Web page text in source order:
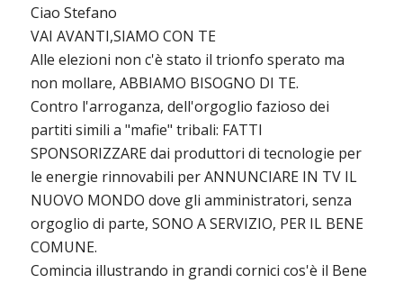
Ciao Stefano
VAI AVANTI,SIAMO CON TE
Alle elezioni non c'è stato il trionfo sperato ma
non mollare, ABBIAMO BISOGNO DI TE.
Contro l'arroganza, dell'orgoglio fazioso dei
partiti simili a "mafie" tribali: FATTI
SPONSORIZZARE dai produttori di tecnologie per
le energie rinnovabili per ANNUNCIARE IN TV IL
NUOVO MONDO dove gli amministratori, senza
orgoglio di parte, SONO A SERVIZIO, PER IL BENE
COMUNE.
Comincia illustrando in grandi cornici cos'è il Bene